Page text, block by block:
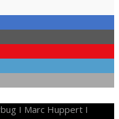
I Marc Huppert I